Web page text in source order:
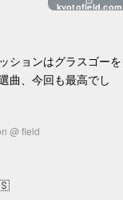
kyotofield.com
ションはグラスゴーを
曲、今回も最高でし
い楽しそうにセッショ
@ field